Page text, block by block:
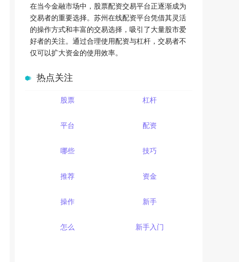
在当今金融市场中，股票配资交易平台正逐渐成为
交易者的重要选择。苏州在线配资平台凭借其灵活
的操作方式和丰富的交易选择，吸引了大量股市爱
好者的关注。通过合理使用配资与杠杆，交易者不
仅可以扩大资金的使用效率。
热点关注
股票 杠杆
平台 配资
哪些 技巧
推荐 资金
操作 新手
怎么 新手入门